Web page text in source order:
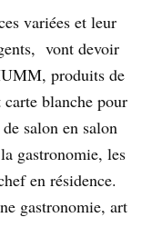
variées et leur
vont devoir
produits de
blanche pour
salon en salon
gastronomie, les
en résidence.
gastronomie, art